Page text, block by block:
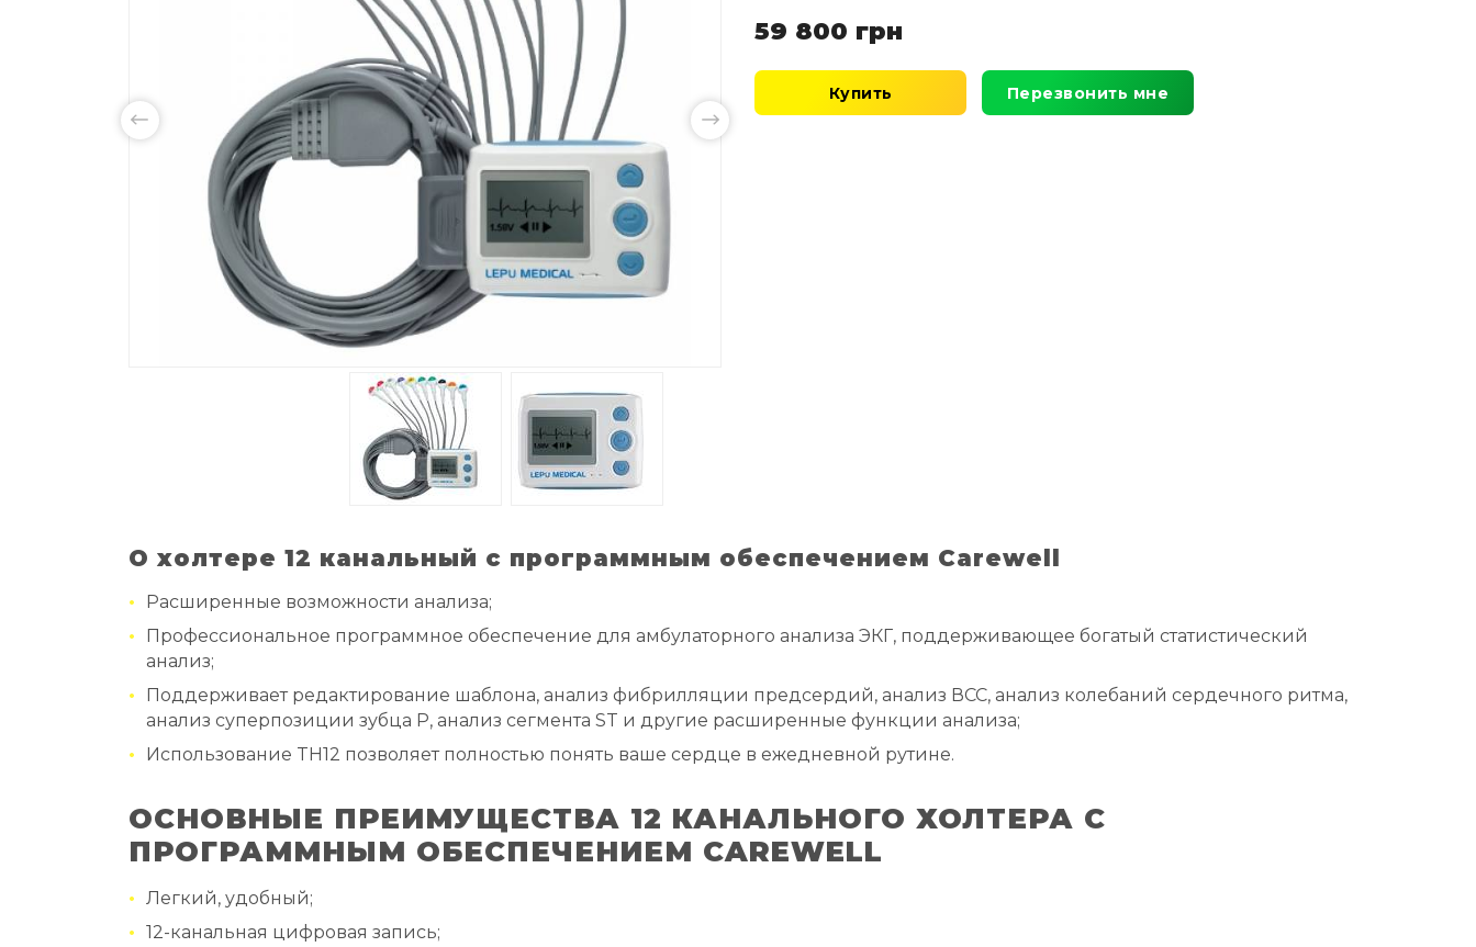
59 800 грн
Купить Перезвонить мне
О холтере 12 канальный с программным обеспечением Carewell
Расширенные возможности анализа;
Профессиональное программное обеспечение для амбулаторного анализа ЭКГ, поддерживающее богатый статистический
анализ;
Поддерживает редактирование шаблона, анализ фибрилляции предсердий, анализ ВСС, анализ колебаний сердечного ритма,
анализ суперпозиции зубца P, анализ сегмента ST и другие расширенные функции анализа;
Использование TH12 позволяет полностью понять ваше сердце в ежедневной рутине.
ОСНОВНЫЕ ПРЕИМУЩЕСТВА 12 КАНАЛЬНОГО ХОЛТЕРА С
ПРОГРАММНЫМ ОБЕСПЕЧЕНИЕМ CAREWELL
Легкий, удобный;
12-канальная цифровая запись;